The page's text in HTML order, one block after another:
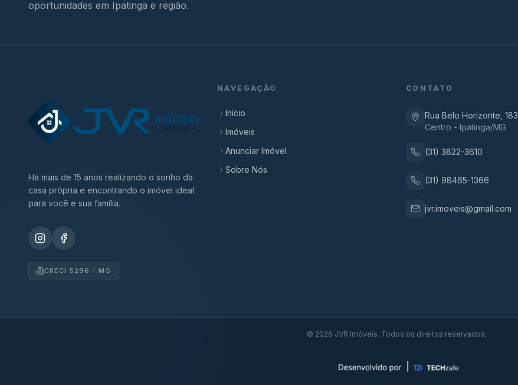
oportunidades em Ipatinga e região.
Há mais de 15 anos realizando o sonho da
casa própria e encontrando o imóvel ideal
para você e sua família.
CRECI 5296 - MG
NAVEGAÇÃO
Início
Imóveis
Anunciar Imóvel
Sobre Nós
CONTATO
Rua Belo Horizonte, 183
Centro - Ipatinga/MG
(31) 3822-3610
(31) 98465-1366
jvr.imoveis@gmail.com
© 2026 JVR Imóveis. Todos os direitos reservados.